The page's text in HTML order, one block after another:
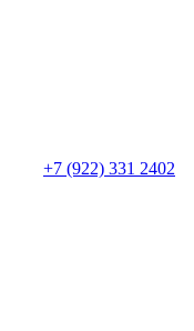
+7 (922) 331 2402